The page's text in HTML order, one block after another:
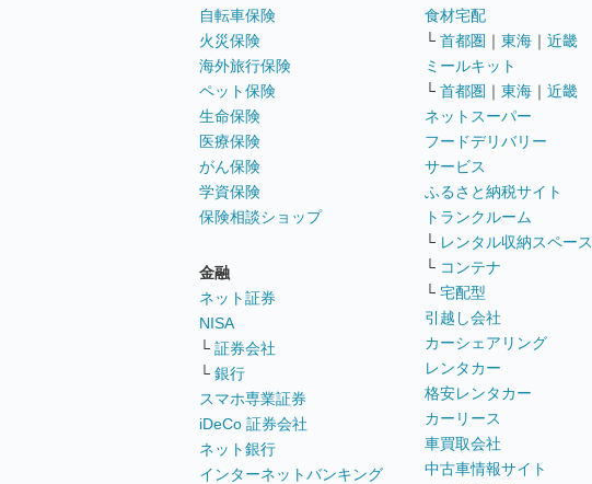
自転車保険
火災保険
海外旅行保険
ペット保険
生命保険
医療保険
がん保険
学資保険
保険相談ショップ
金融
ネット証券
NISA
└ 証券会社
└ 銀行
スマホ専業証券
iDeCo 証券会社
ネット銀行
インターネットバンキング
食材宅配
└ 首都圏 ｜ 東海 ｜ 近畿
ミールキット
└ 首都圏 ｜ 東海 ｜ 近畿
ネットスーパー
フードデリバリー
サービス
ふるさと納税サイト
トランクルーム
└ レンタル収納スペース
└ コンテナ
└ 宅配型
引越し会社
カーシェアリング
レンタカー
格安レンタカー
カーリース
車買取会社
中古車情報サイト